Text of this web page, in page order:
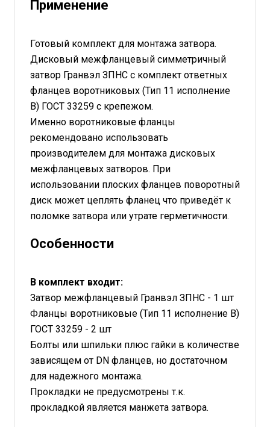
Применение
Готовый комплект для монтажа затвора.
Дисковый межфланцевый симметричный
затвор Гранвэл ЗПНС с комплект ответных
фланцев воротниковых (Тип 11 исполнение
В) ГОСТ 33259 с крепежом.
Именно воротниковые фланцы
рекомендовано использовать
производителем для монтажа дисковых
межфланцевых затворов. При
использовании плоских фланцев поворотный
диск может цеплять фланец что приведёт к
поломке затвора или утрате герметичности.
Особенности
В комплект входит:
Затвор межфланцевый Гранвэл ЗПНС - 1 шт
Фланцы воротниковые (Тип 11 исполнение В)
ГОСТ 33259 - 2 шт
Болты или шпильки плюс гайки в количестве
зависящем от DN фланцев, но достаточном
для надежного монтажа.
Прокладки не предусмотрены т.к.
прокладкой является манжета затвора.